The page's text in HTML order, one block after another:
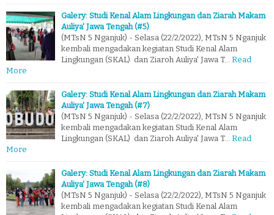
Galery: Studi Kenal Alam Lingkungan dan Ziarah Makam
Auliya' Jawa Tengah (#5)
(MTsN 5 Nganjuk) - Selasa (22/2/2022), MTsN 5 Nganjuk
kembali mengadakan kegiatan Studi Kenal Alam
Lingkungan (SKAL) dan Ziaroh Auliya' Jawa T…
Read
More
Galery: Studi Kenal Alam Lingkungan dan Ziarah Makam
Auliya' Jawa Tengah (#7)
(MTsN 5 Nganjuk) - Selasa (22/2/2022), MTsN 5 Nganjuk
kembali mengadakan kegiatan Studi Kenal Alam
Lingkungan (SKAL) dan Ziaroh Auliya' Jawa T…
Read
More
Galery: Studi Kenal Alam Lingkungan dan Ziarah Makam
Auliya' Jawa Tengah (#8)
(MTsN 5 Nganjuk) - Selasa (22/2/2022), MTsN 5 Nganjuk
kembali mengadakan kegiatan Studi Kenal Alam